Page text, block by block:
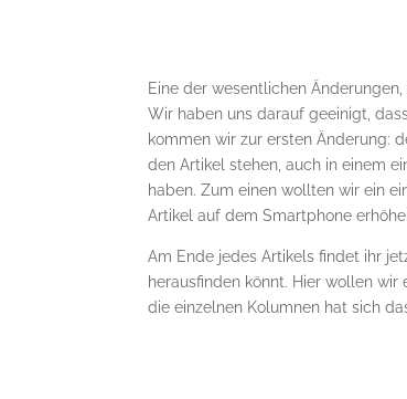
Eine der wesentlichen
Wir haben uns darauf geeinigt,
kommen wir zur ersten Änderung:
den Artikel stehen, auch in einem
haben. Zum einen wollten wir ein
Artikel auf dem Smartphone
Am Ende jedes Artikels findet ihr
herausfinden könnt. Hier wollen
die einzelnen Kolumnen hat sich